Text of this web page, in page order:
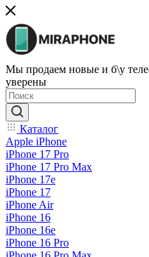
Мы продаем новые и б\у
уверены
Каталог
Apple iPhone
iPhone 17 Pro
iPhone 17 Pro Max
iPhone 17e
iPhone 17
iPhone Air
iPhone 16
iPhone 16e
iPhone 16 Pro